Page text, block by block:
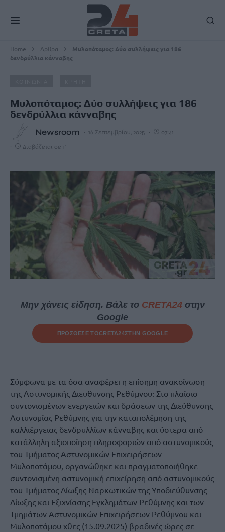
Home Άρθρα
Μυλοπόταμος: Δύο συλλήψεις για 186
δενδρύλλια κάνναβης
Μυλοπόταμος: Δύο συλλήψεις για 186
δενδρύλλια κάνναβης
Newsroom 16 Σεπτεμβρίου, 2025 07:41
Διαβάζεται σε 1'
Μην χάνεις είδηση. Βάλε το CRETA24στην
Google
ΠΡΟΣΘΕΣΕ ΤΟCRETA24ΣΤΗΝ GOOGLE
Σύμφωνα με τα όσα αναφέρει η επίσημη ανακοίνωση
της Αστυνομικής Διευθυνσης Ρεθύμνου: Στο πλαίσιο
συντονισμένων ενεργειών και δράσεων της Διεύθυνσης
Αστυνομίας Ρεθύμνης για την καταπολέμηση της
καλλιέργειας δενδρυλλίων κάνναβης και ύστερα από
κατάλληλη αξιοποίηση πληροφοριών από αστυνομικούς
του Τμήματος Αστυνομικών Επιχειρήσεων
Μυλοποτάμου, οργανώθηκε και πραγματοποιήθηκε
συντονισμένη αστυνομική επιχείρηση από αστυνομικούς
του Τμήματος Δίωξης Ναρκωτικών της Υποδιεύθυνσης
Δίωξης και Εξιχνίασης Εγκλημάτων Ρεθύμνης και των
Τμημάτων Αστυνομικών Επιχειρήσεων Ρεθύμνου και
Μυλοποτάμου χθες (15.09.2025) βραδινές ώρες σε